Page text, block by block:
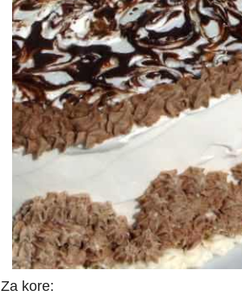
Za kore: